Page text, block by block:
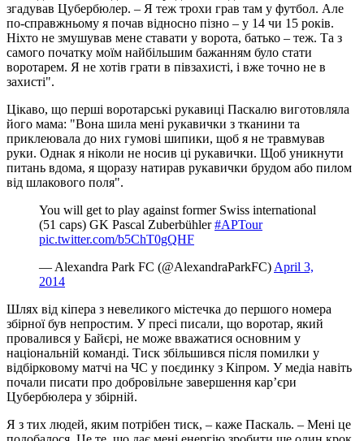
згадував Цубербюлер. – Я теж трохи грав там у футбол. Але
по-справжньому я почав відносно пізно – у 14 чи 15 років.
Ніхто не змушував мене ставати у ворота, батько – теж. Та з
самого початку моїм найбільшим бажанням було стати
воротарем. Я не хотів грати в півзахисті, і вже точно не в
захисті".
Цікаво, що перші воротарські рукавиці Паскалю виготовляла
його мама: "Вона шила мені рукавички з тканини та
приклеювала до них гумові шипики, щоб я не травмував
руки. Однак я ніколи не носив ці рукавички. Щоб уникнути
питань вдома, я щоразу натирав рукавички брудом або пилом
від шлакового поля".
You will get to play against former Swiss international
(51 caps) GK Pascal Zuberbühler#APTour
pic.twitter.com/b5ChT0gQHF
— Alexandra Park FC (@AlexandraParkFC) April 3,
2014
Шлях від кіпера з невеликого містечка до першого номера
збірної був непростим. У пресі писали, що воротар, який
провалився у Байєрі, не може вважатися основним у
національній команді. Тиск збільшився після помилки у
відбірковому матчі на ЧС у поєдинку з Кіпром. У медіа навіть
почали писати про добровільне завершення кар’єри
Цубербюлера у збірній.
Я з тих людей, яким потрібен тиск, – каже Паскаль. – Мені це